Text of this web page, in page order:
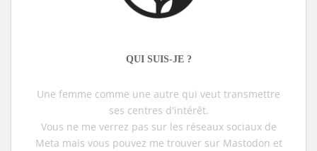
QUI SUIS-JE ?
Une femme comme une autre qui veut transmettre
ses centres d'intérêt.
Vous ne me verrez pas sur les réseaux sociaux de
Meta mais vous pouvez me trouver sur Mastodon et